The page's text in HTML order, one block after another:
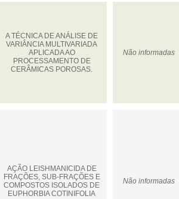
A TÉCNICA DE ANÁLISE DE
VARIÂNCIA MULTIVARIADA
APLICADA AO
PROCESSAMENTO DE
CERÂMICAS POROSAS.
Não informadas
AÇÃO LEISHMANICIDA DE
FRAÇÕES, SUB-FRAÇÕES E
COMPOSTOS ISOLADOS DE
EUPHORBIA COTINIFOLIA
Não informadas